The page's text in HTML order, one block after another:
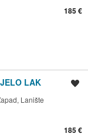
185 €
LAK
Lanište
185 €